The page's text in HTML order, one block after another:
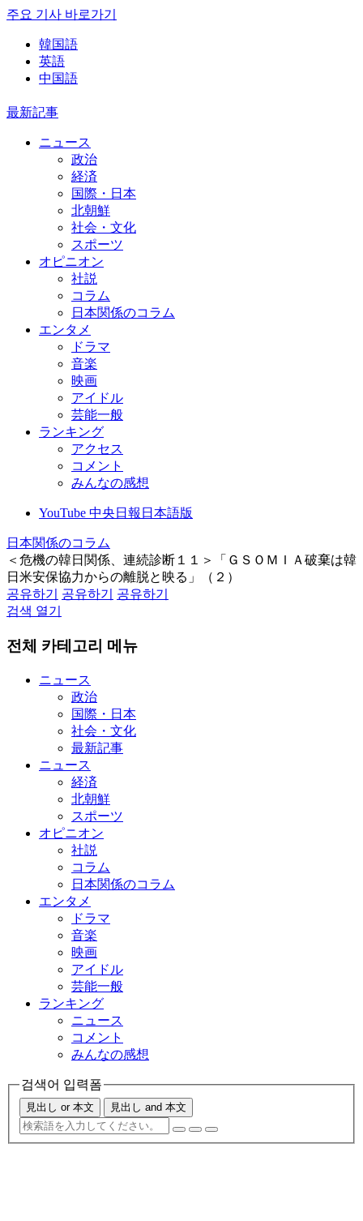
주요 기사 바로가기
韓国語
英語
中国語
最新記事
ニュース
政治
経済
国際・日本
北朝鮮
社会・文化
スポーツ
オピニオン
社説
コラム
日本関係のコラム
エンタメ
ドラマ
音楽
映画
アイドル
芸能一般
ランキング
アクセス
コメント
みんなの感想
YouTube 中央日報日本語版
日本関係のコラム
＜危機の韓日関係、連続診断１１＞「ＧＳＯＭＩＡ破棄は韓
日米安保協力からの離脱と映る」（２）
공유하기
공유하기
공유하기
검색 열기
전체 카테고리 메뉴
ニュース
政治
国際・日本
社会・文化
最新記事
ニュース
経済
北朝鮮
スポーツ
オピニオン
社説
コラム
日本関係のコラム
エンタメ
ドラマ
音楽
映画
アイドル
芸能一般
ランキング
ニュース
コメント
みんなの感想
검색어 입력폼
見出し or 本文 見出し and 本文